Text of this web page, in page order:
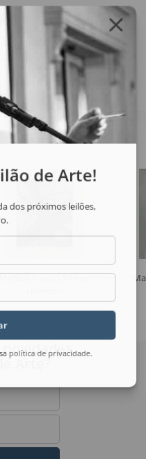
Passos Ramos
de Arte!
dos próximos leilões,
política de privacidade.
Arte?